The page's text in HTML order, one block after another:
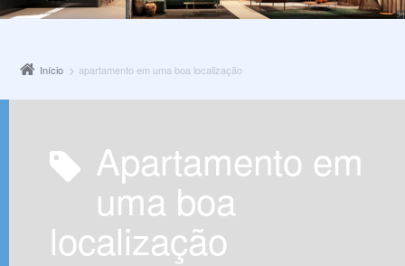
Início apartamento em uma boa localização
apartamento em
uma boa
localização